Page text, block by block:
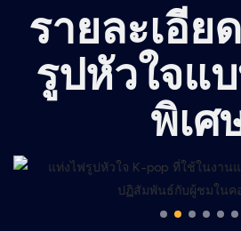
รายละเอีย
รูปหัวใจแ
พิเศ